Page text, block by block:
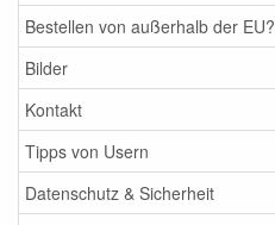
Bestellen von außerhalb der EU?
Bilder
Kontakt
Tipps von Usern
Datenschutz & Sicherheit